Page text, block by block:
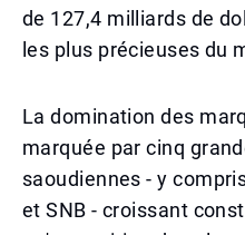
de 127,4 milliards de
les plus précieuses du
La domination des
marquée par cinq
saoudiennes - y
et SNB - croissant